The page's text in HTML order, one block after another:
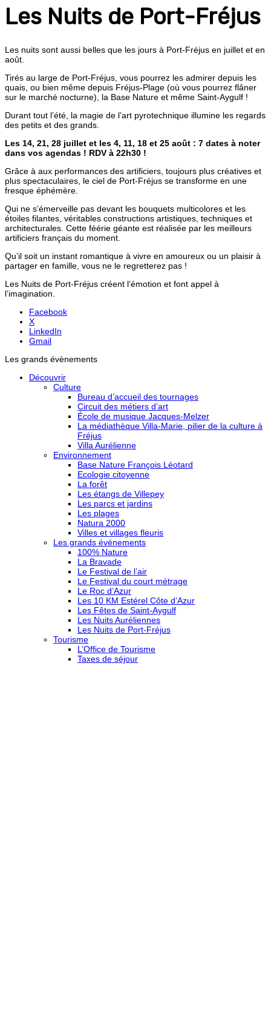
Les Nuits de Port-Fréjus
Les nuits sont aussi belles que les jours à Port-Fréjus en juillet et en
août.
Tirés au large de Port-Fréjus, vous pourrez les admirer depuis les
quais, ou bien même depuis Fréjus-Plage (où vous pourrez flâner
sur le marché nocturne), la Base Nature et même Saint-Aygulf !
Durant tout l’été, la magie de l’art pyrotechnique illumine les regards
des petits et des grands.
Les 14, 21, 28 juillet et les 4, 11, 18 et 25 août : 7 dates à noter
dans vos agendas ! RDV à 22h30 !
Grâce à aux performances des artificiers, toujours plus créatives et
plus spectaculaires, le ciel de Port-Fréjus se transforme en une
fresque éphémère.
Qui ne s’émerveille pas devant les bouquets multicolores et les
étoiles filantes, véritables constructions artistiques, techniques et
architecturales. Cette féérie géante est réalisée par les meilleurs
artificiers français du moment.
Qu’il soit un instant romantique à vivre en amoureux ou un plaisir à
partager en famille, vous ne le regretterez pas !
Les Nuits de Port-Fréjus créent l’émotion et font appel à
l’imagination.
Facebook
X
LinkedIn
Gmail
Les grands évènements
Découvrir
Culture
Bureau d’accueil des tournages
Circuit des métiers d’art
École de musique Jacques-Melzer
La médiathèque Villa-Marie, pilier de la culture à
Fréjus
Villa Aurélienne
Environnement
Base Nature François Léotard
Ecologie citoyenne
La forêt
Les étangs de Villepey
Les parcs et jardins
Les plages
Natura 2000
Villes et villages fleuris
Les grands événements
100% Nature
La Bravade
Le Festival de l’air
Le Festival du court métrage
Le Roc d’Azur
Les 10 KM Estérel Côte d’Azur
Les Fêtes de Saint-Aygulf
Les Nuits Auréliennes
Les Nuits de Port-Fréjus
Tourisme
L’Office de Tourisme
Taxes de séjour